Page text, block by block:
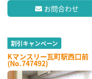
お問合わせ
割引キャンペーン
Kマンスリー瓦町駅西口前
(No.747492)